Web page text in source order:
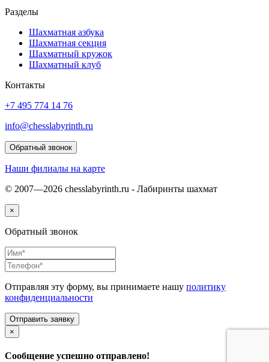
Разделы
Шахматная азбука
Шахматная секция
Шахматный кружок
Шахматный клуб
Контакты
+7 495 774 14 76
info@chesslabyrinth.ru
Обратный звонок
Наши филиалы на карте
© 2007—2026 chesslabyrinth.ru - Лабиринты шахмат
×
Обратный звонок
Отправляя эту форму, вы принимаете нашу политику
конфиденциальности
×
Сообщение успешно отправлено!